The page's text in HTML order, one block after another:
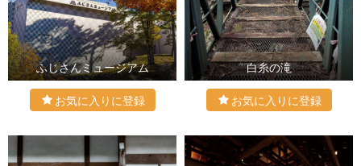
ふじさんミュージアム 白糸の滝